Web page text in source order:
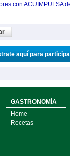
con ACUIMPULSA
aquí para
GASTRONOMÍA
Home
Recetas